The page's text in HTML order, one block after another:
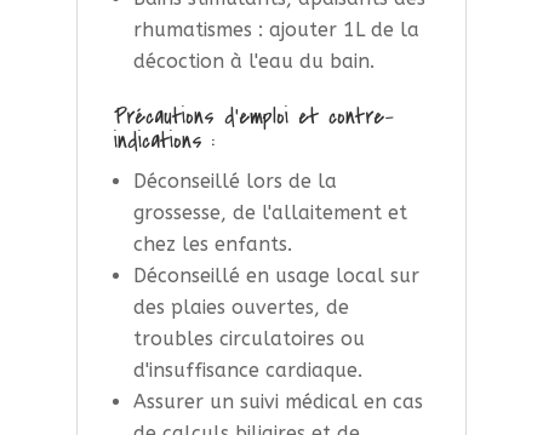
rhumatismes : ajouter 1L de la
décoction à l'eau du bain.
Précautions d’emploi et contre-
indications :
Déconseillé lors de la
grossesse, de l'allaitement et
chez les enfants.
Déconseillé en usage local sur
des plaies ouvertes, de
troubles circulatoires ou
d'insuffisance cardiaque.
Assurer un suivi médical en cas